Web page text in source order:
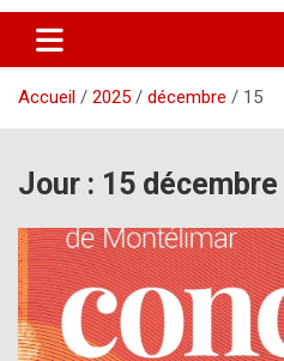
Accueil 2025 décembre 15
Jour : 15